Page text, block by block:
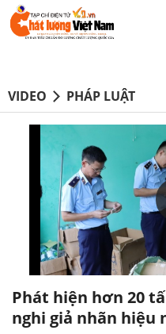
VIDEO PHÁP LUẬT
Phát hiện hơn 20
nghi giả nhãn hiệu